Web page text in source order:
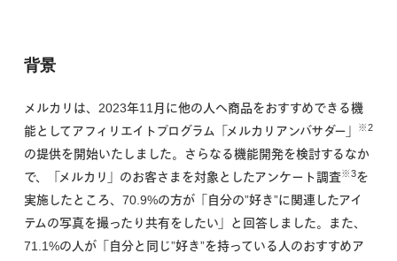
背景
メルカリは、2023年11月に他の人へ商品をおすすめできる機
能としてアフィリエイトプログラム「メルカリアンバサダー」
※2
の提供を開始いたしました。さらなる機能開発を検討するなか
で、「メルカリ」のお客さまを対象としたアンケート調査※3を
実施したところ、70.9%の方が「自分の”好き”に関連したアイ
テムの写真を撮ったり共有をしたい」と回答しました。また、
71.1%の人が「自分と同じ”好き”を持っている人のおすすめア